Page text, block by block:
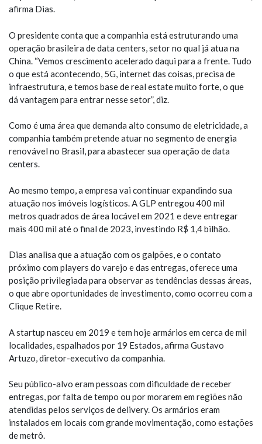
afirma Dias.
O presidente conta que a companhia está estruturando uma
operação brasileira de data centers, setor no qual já atua na
China. “Vemos crescimento acelerado daqui para a frente. Tudo
o que está acontecendo, 5G, internet das coisas, precisa de
infraestrutura, e temos base de real estate muito forte, o que
dá vantagem para entrar nesse setor”, diz.
Como é uma área que demanda alto consumo de eletricidade, a
companhia também pretende atuar no segmento de energia
renovável no Brasil, para abastecer sua operação de data
centers.
Ao mesmo tempo, a empresa vai continuar expandindo sua
atuação nos imóveis logísticos. A GLP entregou 400 mil
metros quadrados de área locável em 2021 e deve entregar
mais 400 mil até o final de 2023, investindo R$ 1,4 bilhão.
Dias analisa que a atuação com os galpões, e o contato
próximo com players do varejo e das entregas, oferece uma
posição privilegiada para observar as tendências dessas áreas,
o que abre oportunidades de investimento, como ocorreu com a
Clique Retire.
A startup nasceu em 2019 e tem hoje armários em cerca de mil
localidades, espalhados por 19 Estados, afirma Gustavo
Artuzo, diretor-executivo da companhia.
Seu público-alvo eram pessoas com dificuldade de receber
entregas, por falta de tempo ou por morarem em regiões não
atendidas pelos serviços de delivery. Os armários eram
instalados em locais com grande movimentação, como estações
de metrô.